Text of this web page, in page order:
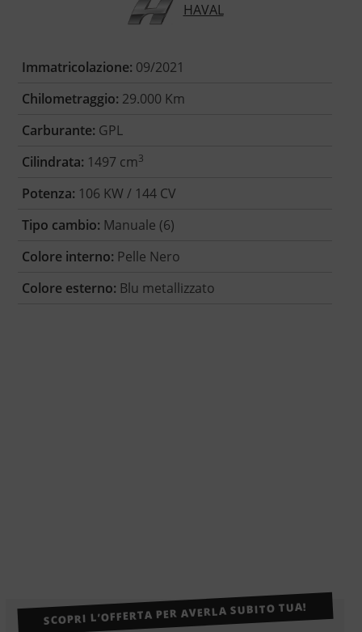
HAVAL
Immatricolazione: 09/2021
Chilometraggio: 29.000 Km
Carburante: GPL
Cilindrata: 1497 cm3
Potenza: 106 KW / 144 CV
Tipo cambio: Manuale (6)
Colore interno: Pelle Nero
Colore esterno: Blu metallizzato
SCOPRI L’OFFERTA PER AVERLA SUBITO TUA!